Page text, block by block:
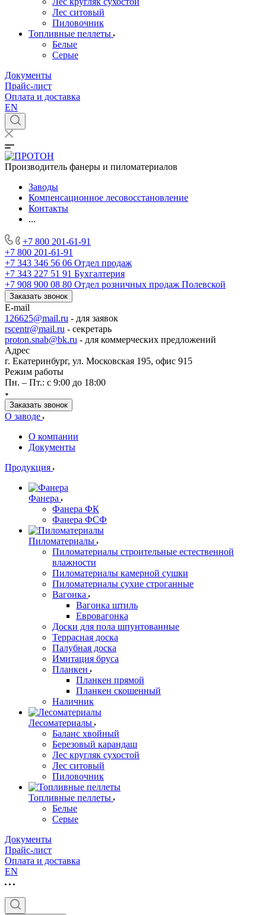
Лес ситовый
Пиловочник
Топливные пеллеты
Белые
Серые
Документы
Прайс-лист
Оплата и доставка
EN
Производитель фанеры и пиломатериалов
Заводы
Компенсационное лесовосстановление
Контакты
...
+7 800 201-61-91
+7 800 201-61-91
+7 343 346 56 06 Отдел продаж
+7 343 227 51 91 Бухгалтерия
+7 908 900 08 80 Отдел розничных продаж Полевской
Заказать звонок
E-mail
126625@mail.ru - для заявок
rscentr@mail.ru - секретарь
proton.snab@bk.ru - для коммерческих предложений
Адрес
г. Екатеринбург, ул. Московская 195, офис 915
Режим работы
Пн. – Пт.: с 9:00 до 18:00
Заказать звонок
О заводе
О компании
Документы
Продукция
Фанера
Фанера ФК
Фанера ФСФ
Пиломатериалы
Пиломатериалы строительные естественной
влажности
Пиломатериалы камерной сушки
Пиломатериалы сухие строганные
Вагонка
Вагонка штиль
Евровагонка
Доски для пола шпунтованные
Террасная доска
Палубная доска
Имитация бруса
Планкен
Планкен прямой
Планкен скошенный
Наличник
Лесоматериалы
Баланс хвойный
Березовый карандаш
Лес кругляк сухостой
Лес ситовый
Пиловочник
Топливные пеллеты
Белые
Серые
Документы
Прайс-лист
Оплата и доставка
EN